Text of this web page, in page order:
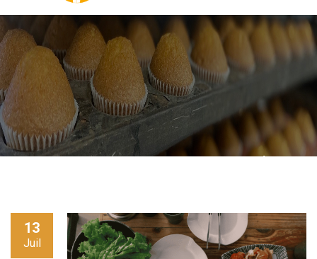
13
Juil